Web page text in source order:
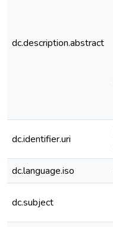
dc.description.abstract
dc.identifier.uri
dc.language.iso
dc.subject